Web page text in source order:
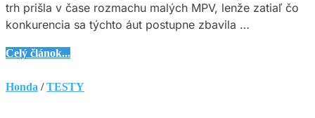
trh prišla v čase rozmachu malých MPV, lenže zatiaľ čo
konkurencia sa týchto áut postupne zbavila …
Honda
e:HEV
Celý článok...
Honda /TESTY